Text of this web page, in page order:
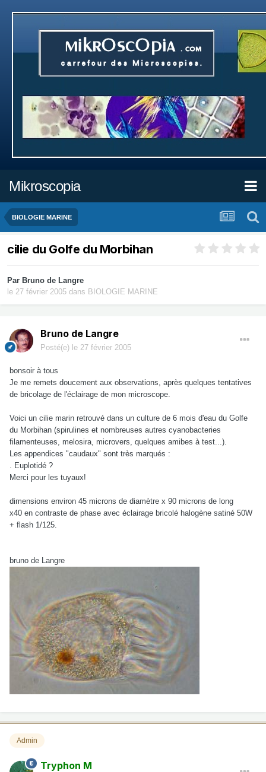
Mikroscopia
BIOLOGIE MARINE
cilie du Golfe du Morbihan
Par Bruno de Langre
le 27 février 2005 dans BIOLOGIE MARINE
Bruno de Langre
Posté(e) le 27 février 2005
bonsoir à tous
Je me remets doucement aux observations, après quelques tentatives
de bricolage de l'éclairage de mon microscope.
Voici un cilie marin retrouvé dans un culture de 6 mois d'eau du Golfe
du Morbihan (spirulines et nombreuses autres cyanobacteries
filamenteuses, melosira, microvers, quelques amibes à test...).
Les appendices "caudaux" sont très marqués :
. Euplotidé ?
Merci pour les tuyaux!
dimensions environ 45 microns de diamètre x 90 microns de long
x40 en contraste de phase avec éclairage bricolé halogène satiné 50W
+ flash 1/125.
bruno de Langre
Admin
Tryphon M